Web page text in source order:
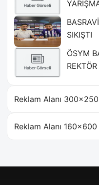
SIKIŞTI
ÖSYM
Reklam Alanı 300×250
Reklam Alanı 160×600